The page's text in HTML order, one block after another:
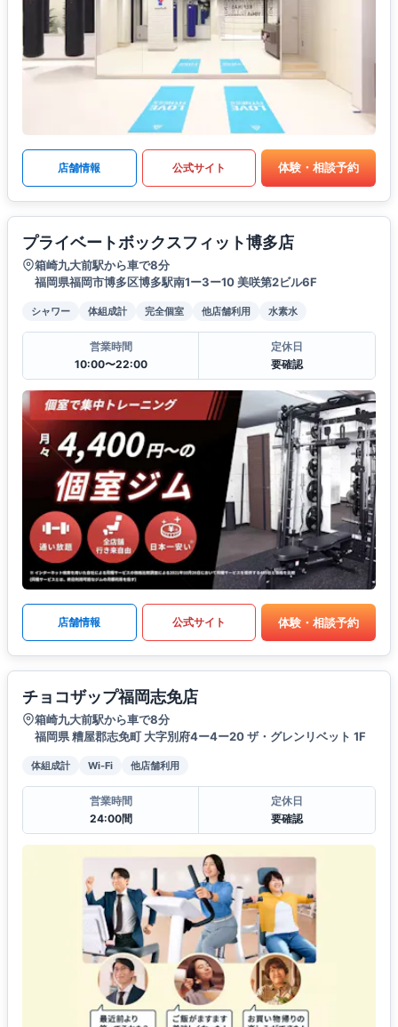
店舗情報 公式サイト 体験・相談予約
プライベートボックスフィット博多店
箱崎九大前駅から車で8分
福岡県福岡市博多区博多駅南1ー3ー10 美咲第2ビル6F
シャワー 体組成計 完全個室 他店舗利用 水素水
営業時間
10:00〜22:00
定休日
要確認
店舗情報 公式サイト 体験・相談予約
チョコザップ福岡志免店
箱崎九大前駅から車で8分
福岡県 糟屋郡志免町 大字別府4ー4ー20 ザ・グレンリベット 1F
体組成計 Wi-Fi 他店舗利用
営業時間
24:00間
定休日
要確認